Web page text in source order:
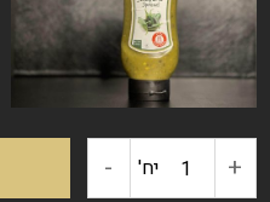
דבש
+ כמות יח' -